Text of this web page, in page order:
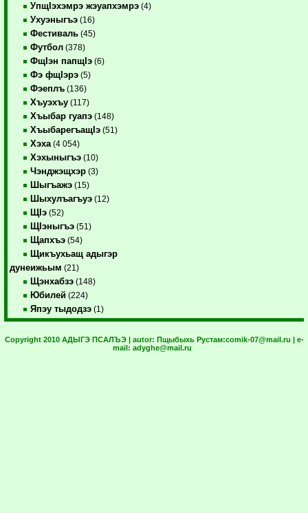
УпщIэхэмрэ жэуапхэмрэ (4)
Ухуэныгъэ (16)
Фестиваль (45)
Футбол (378)
ФщIэн папщIэ (6)
Фэ фщIэрэ (5)
Фэеплъ (136)
Хъуэхъу (117)
Хъыбар гуапэ (148)
ХъыбарегъащIэ (51)
Хэха (4 054)
Хэхыныгъэ (10)
Чэнджэщхэр (3)
Шыгъажэ (15)
Шыхулъагъуэ (12)
ЩIэ (52)
ЩIэныгъэ (51)
Щапхъэ (54)
Щикъухьащ адыгэр
дунеижьым (21)
Щэнхабзэ (148)
Юбилей (224)
Япэу тыдодзэ (1)
Copyright 2010 АДЫГЭ ПСАЛЪЭ | autor: Пщыбыхь Рустам:comik-07@mail.ru | e-
mail: adyghe@mail.ru